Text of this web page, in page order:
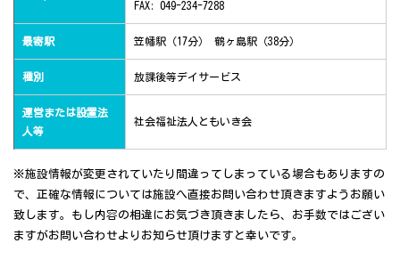
FAX: 049-234-7288
最寄駅 笠幡駅（17分） 鶴ヶ島駅（38分）
種別 放課後等デイサービス
運営または設置法
人等
社会福祉法人ともいき会
※施設情報が変更されていたり間違ってしまっている場合もありますの
で、正確な情報については施設へ直接お問い合わせ頂きますようお願い
致します。もし内容の相違にお気づき頂きましたら、お手数ではござい
ますがお問い合わせよりお知らせ頂けますと幸いです。